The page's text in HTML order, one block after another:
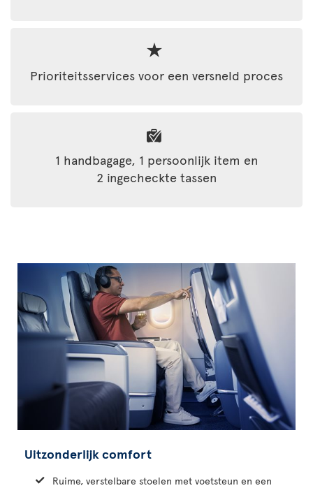
Prioriteitsservices voor een versneld proces
1 handbagage, 1 persoonlijk item en
2 ingecheckte tassen
Uitzonderlijk comfort
Ruime, verstelbare stoelen met voetsteun en een